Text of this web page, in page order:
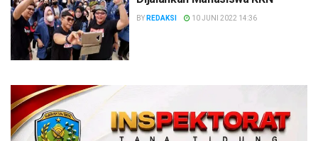
BY REDAKSI 10 JUNI 2022 14:36